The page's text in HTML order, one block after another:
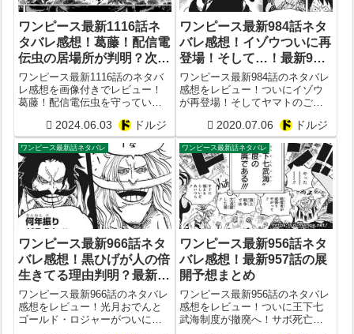
ワンピース最新1116話ネ
タバレ感想！葛藤！配信電
伝虫の居場所が判明？次
1117話予想
ワンピース最新1116話のネタバ
レ感想を画像付きでレビュー！
葛藤！配信電伝虫を守っていた
2024.06.03 ドルジ
ワンピース最新984話ネタ
バレ感想！イゾウついに再
登場！そして…！最新985
話予想
ワンピース最新984話のネタバレ
感想をレビュー！ついにイゾウ
が再登場！そしてヤマトのご尊
2020.07.06 ドルジ
ワンピース最新話ネタバレ
ワンピース最新966話ネタ
バレ感想！黒ひげが人の倍
生きてる理由判明？最新
967話の展開予想まとめ
ワンピース最新966話のネタバレ
感想をレビュー！光月おでんと
ゴールド・ロジャーがついに対
ワンピース最新話ネタバレ
ワンピース最新956話ネタ
バレ感想！最新957話の展
開予想まとめ
ワンピース最新956話のネタバレ
感想をレビュー！ついに王下七
武海制度が撤廃へ！サボ死亡？